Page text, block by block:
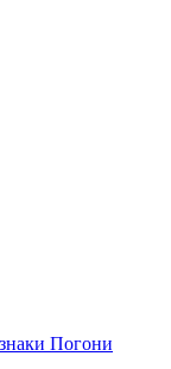
Погони